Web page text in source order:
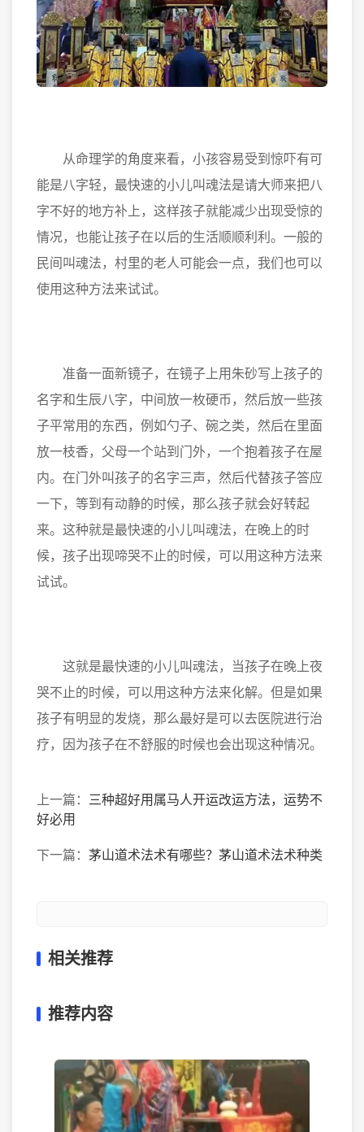
从命理学的角度来看，小孩容易受到惊吓有可
能是八字轻，最快速的小儿叫魂法是请大师来把八
字不好的地方补上，这样孩子就能减少出现受惊的
情况，也能让孩子在以后的生活顺顺利利。一般的
民间叫魂法，村里的老人可能会一点，我们也可以
使用这种方法来试试。
准备一面新镜子，在镜子上用朱砂写上孩子的
名字和生辰八字，中间放一枚硬币，然后放一些孩
子平常用的东西，例如勺子、碗之类，然后在里面
放一枝香，父母一个站到门外，一个抱着孩子在屋
内。在门外叫孩子的名字三声，然后代替孩子答应
一下，等到有动静的时候，那么孩子就会好转起
来。这种就是最快速的小儿叫魂法，在晚上的时
候，孩子出现啼哭不止的时候，可以用这种方法来
试试。
这就是最快速的小儿叫魂法，当孩子在晚上夜
哭不止的时候，可以用这种方法来化解。但是如果
孩子有明显的发烧，那么最好是可以去医院进行治
疗，因为孩子在不舒服的时候也会出现这种情况。
上一篇： 三种超好用属马人开运改运方法，运势不
好必用
下一篇： 茅山道术法术有哪些？茅山道术法术种类
相关推荐
推荐内容